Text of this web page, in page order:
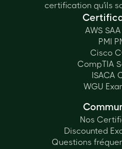
certification qu'ils
AWS
PMI
Cisco
CompTIA
ISACA
WGU
Nos
Discounted
Questions